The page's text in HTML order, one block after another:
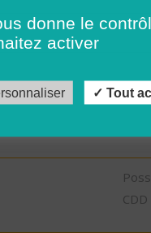
CDD
donne le
activer
Tout